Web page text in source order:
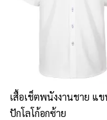
เสื้อเช็ตพนังงานชาย แ
ปักโลโก้อกซ้าย